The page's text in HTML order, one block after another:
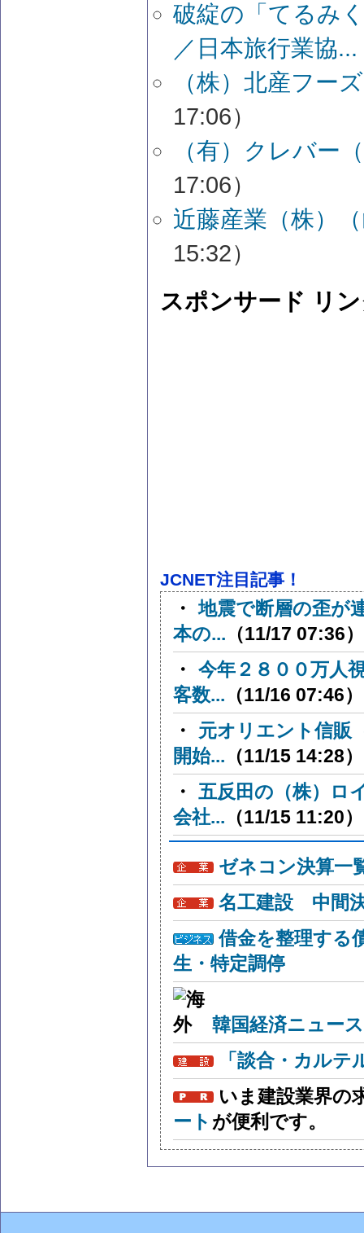
破綻の「てるみ
／日本旅行業協...
（株）北産フー
17:06）
（有）クレバー
17:06）
近藤産業（株）
15:32）
スポンサード リ
JCNET注目記事！
・ 地震で断層の歪
本の... （11/17 07:36）
・ 今年２８００万人
客数... （11/16 07:46）
・
元オリエント信販
開始... （11/15 14:28）
・ 五反田の（株）
会社... （11/15 11:20）
ゼネコン決算一
名工建設 中間
借金を整理する
生・特定調停
韓国経済ニュー
「談合・カル
いま建設業界の
ート が便利です。